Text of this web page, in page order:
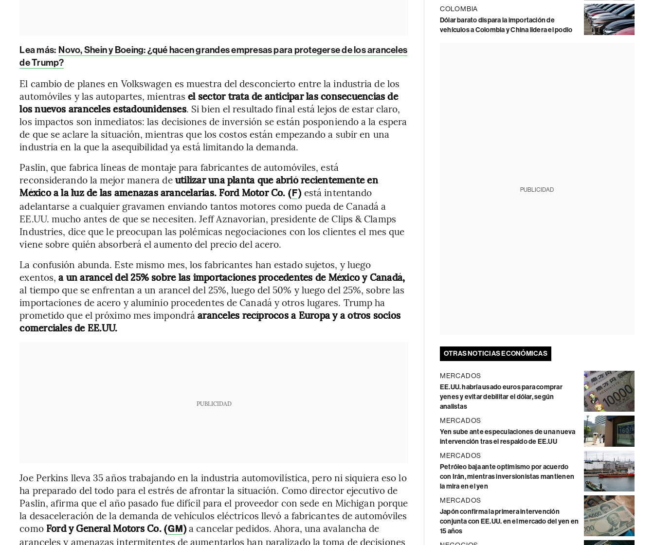
Lea más: Novo, Shein y Boeing: ¿qué hacen grandes empresas para protegerse de los aranceles
de Trump?
El cambio de planes en Volkswagen es muestra del desconcierto entre la industria de los
automóviles y las autopartes, mientrasel sector trata de anticipar las consecuencias de
los nuevos aranceles estadounidenses. Si bien el resultado final está lejos de estar claro,
los impactos son inmediatos: las decisiones de inversión se están posponiendo a la espera
de que se aclare la situación, mientras que los costos están empezando a subir en una
industria en la que la asequibilidad ya está limitando la demanda.
Paslin, que fabrica líneas de montaje para fabricantes de automóviles, está
reconsiderando la mejor manera deutilizar una planta que abrió recientemente en
México a la luz de las amenazas arancelarias. Ford Motor Co. (F) está intentando
adelantarse a cualquier gravamen enviando tantos motores como pueda de Canadá a
EE.UU. mucho antes de que se necesiten. Jeff Aznavorian, presidente de Clips & Clamps
Industries, dice que le preocupan las polémicas negociaciones con los clientes el mes que
viene sobre quién absorberá el aumento del precio del acero.
La confusión abunda. Este mismo mes, los fabricantes han estado sujetos, y luego
exentos,a un arancel del 25% sobre las importaciones procedentes de México y Canadá,
al tiempo que se enfrentan a un arancel del 25%, luego del 50% y luego del 25%, sobre las
importaciones de acero y aluminio procedentes de Canadá y otros lugares. Trump ha
prometido que el próximo mes impondráaranceles recíprocos a Europa y a otros socios
comerciales de EE.UU.
PUBLICIDAD
Joe Perkins lleva 35 años trabajando en la industria automovilística, pero ni siquiera eso lo
ha preparado del todo para el estrés de afrontar la situación. Como director ejecutivo de
Paslin, afirma que el año pasado fue difícil para el proveedor con sede en Michigan porque
la desaceleración de la demanda de vehículos eléctricos llevó a fabricantes de automóviles
como Ford y General Motors Co. (GM)a cancelar pedidos. Ahora, una avalancha de
aranceles y amenazas intermitentes de aumentarlos han paralizado la toma de decisiones
COLOMBIA
Dólar barato dispara la importación de
vehículos a Colombia y China lidera el podio
PUBLICIDAD
OTRAS NOTICIAS ECONÓMICAS
MERCADOS
EE.UU. habría usado euros para comprar
yenes y evitar debilitar el dólar, según
analistas
MERCADOS
Yen sube ante especulaciones de una nueva
intervención tras el respaldo de EE.UU
MERCADOS
Petróleo baja ante optimismo por acuerdo
con Irán, mientras inversionistas mantienen
la mira en el yen
MERCADOS
Japón confirma la primera intervención
conjunta con EE.UU. en el mercado del yen en
15 años